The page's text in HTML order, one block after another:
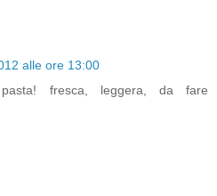
alle ore 13:00
fresca, leggera, da fare